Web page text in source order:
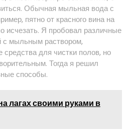
Обычная мыльная вода с
пятно от красного вина на
исчезать. Я пробовал различные
с мыльным раствором,
для чистки полов, но
Тогда я решил
способы.
лагах своими руками в